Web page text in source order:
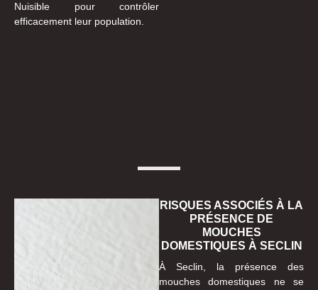
Nuisible pour contrôler
efficacement leur population.
RISQUES ASSOCIÉS À LA
PRÉSENCE DE
MOUCHES
DOMESTIQUES À SECLIN
À Seclin, la présence des
mouches domestiques ne se